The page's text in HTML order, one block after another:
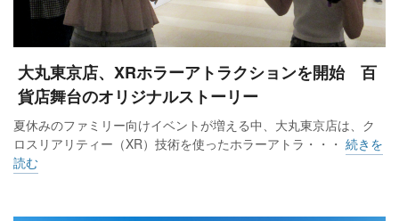
大丸東京店、XRホラーアトラクションを開始 百
貨店舞台のオリジナルストーリー
夏休みのファミリー向けイベントが増える中、大丸東京店は、ク
ロスリアリティー（XR）技術を使ったホラーアトラ・・・ 続きを
読む